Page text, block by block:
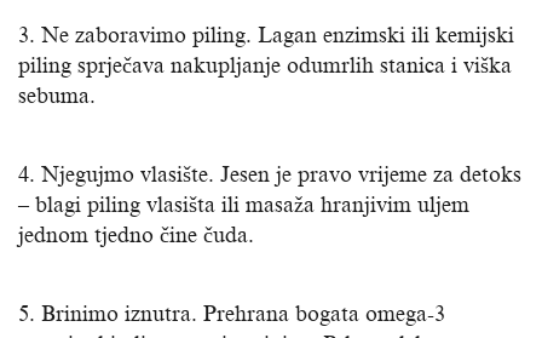
3. Ne zaboravimo piling. Lagan enzimski ili kemijski
piling sprječava nakupljanje odumrlih stanica i viška
sebuma.
4. Njegujmo vlasište. Jesen je pravo vrijeme za detoks
– blagi piling vlasišta ili masaža hranjivim uljem
jednom tjedno čine čuda.
5. Brinimo iznutra. Prehrana bogata omega-3